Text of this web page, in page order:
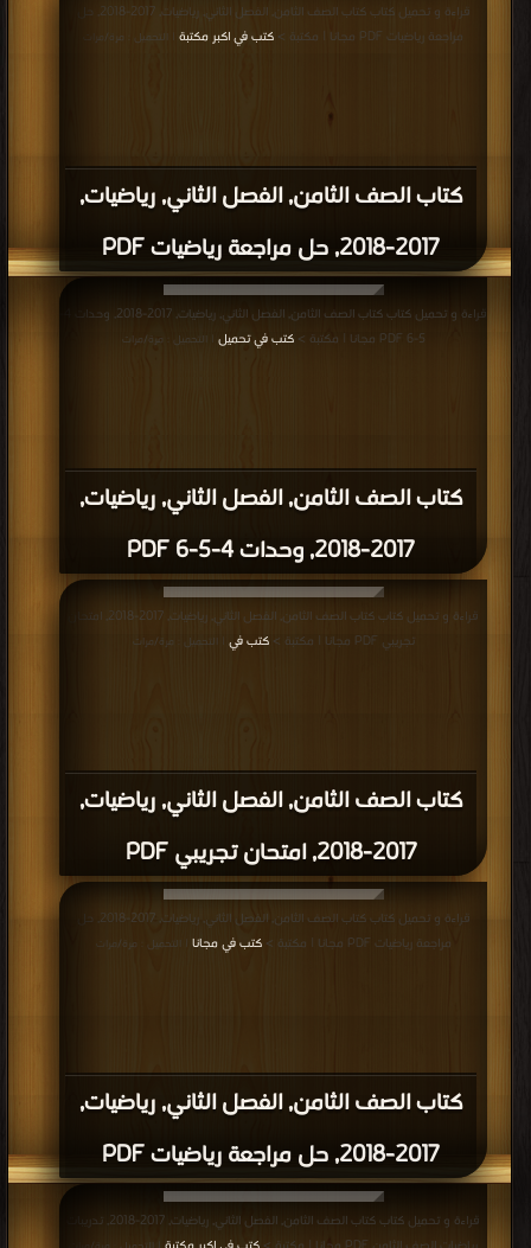
كتاب الصف الثامن, الفصل الثاني, رياضيات,
2017-2018, حل مراجعة رياضيات PDF
قراءة و تحميل كتاب كتاب الصف الثامن, الفصل الثاني, رياضيات, 2017-2018, حل
مراجعة رياضيات PDF مجانا | مكتبة >
كتب في اكبر مكتبة | التحميل : مرة/مرات
كتاب الصف الثامن, الفصل الثاني, رياضيات,
2017-2018, وحدات 4-5-6 PDF
5-6 PDF مجانا | مكتبة >
كتب في تحميل | التحميل : مرة/مرات
كتاب الصف الثامن, الفصل الثاني, رياضيات,
2017-2018, امتحان تجريبي PDF
قراءة و تحميل كتاب كتاب الصف الثامن, الفصل الثاني, رياضيات, 2017-2018, امتحان
تجريبي PDF مجانا | مكتبة >
كتب في | التحميل : مرة/مرات
كتاب الصف الثامن, الفصل الثاني, رياضيات,
2017-2018, حل مراجعة رياضيات PDF
قراءة و تحميل كتاب كتاب الصف الثامن, الفصل الثاني, رياضيات, 2017-2018, حل
مراجعة رياضيات PDF مجانا | مكتبة >
كتب في مجانا | التحميل : مرة/مرات
قراءة و تحميل كتاب كتاب الصف الثامن, الفصل الثاني, رياضيات, 2017-2018, تدريبات